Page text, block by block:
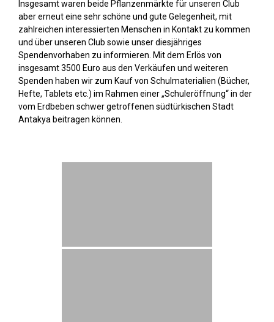
Insgesamt waren beide Pflanzenmärkte für unseren Club
aber erneut eine sehr schöne und gute Gelegenheit, mit
zahlreichen interessierten Menschen in Kontakt zu kommen
und über unseren Club sowie unser diesjähriges
Spendenvorhaben zu informieren. Mit dem Erlös von
insgesamt 3500 Euro aus den Verkäufen und weiteren
Spenden haben wir zum Kauf von Schulmaterialien (Bücher,
Hefte, Tablets etc.) im Rahmen einer „Schuleröffnung“ in der
vom Erdbeben schwer getroffenen südtürkischen Stadt
Antakya beitragen können.